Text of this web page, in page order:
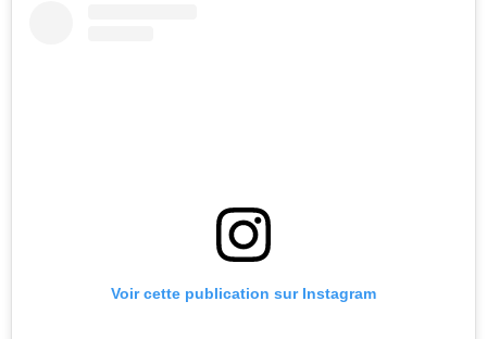
Voir cette publication sur Instagram